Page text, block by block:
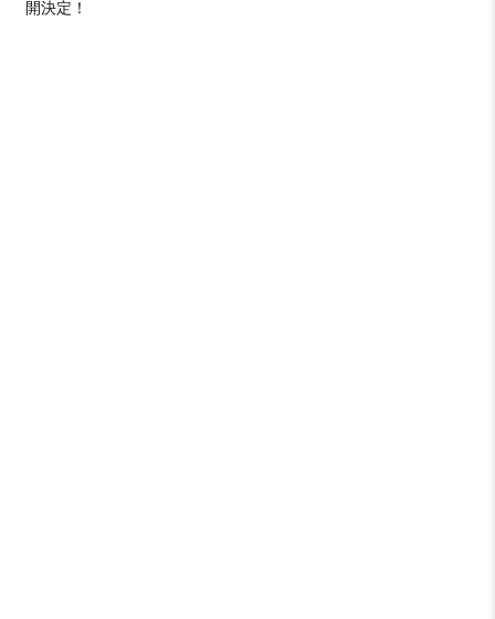
開決定！